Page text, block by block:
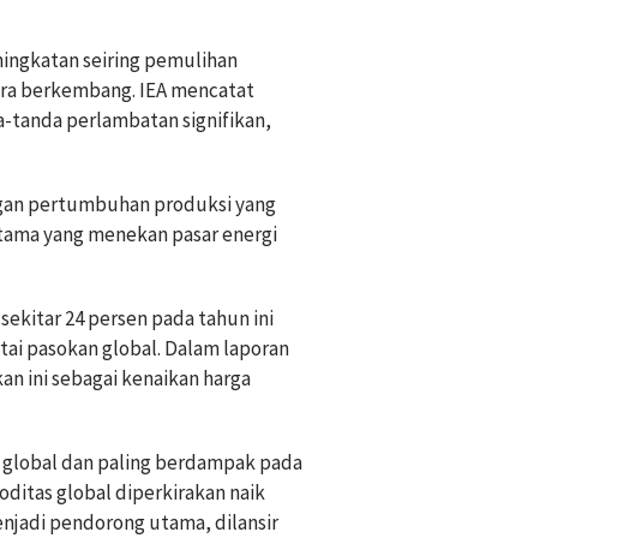
seiring pemulihan
berkembang. IEA mencatat
tanda perlambatan signifikan,
pertumbuhan produksi yang
yang menekan pasar energi
24 persen pada tahun ini
pasokan global. Dalam laporan
ini sebagai kenaikan harga
dan paling berdampak pada
global diperkirakan naik
pendorong utama, dilansir